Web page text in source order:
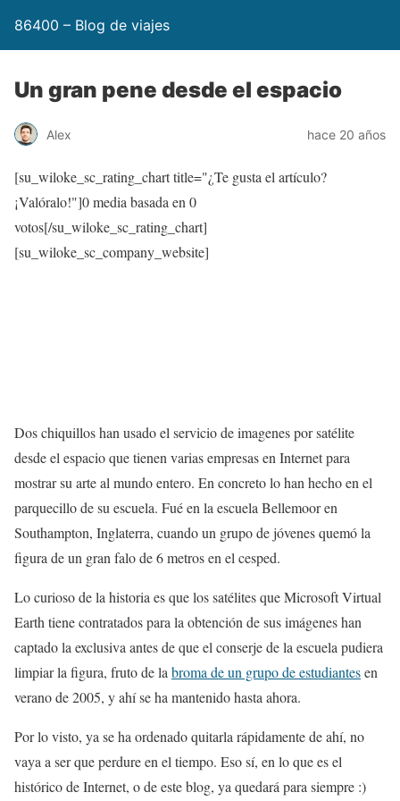
86400 – Blog de viajes
Un gran pene desde el espacio
Alex hace 20 años
[su_wiloke_sc_rating_chart title="¿Te gusta el artículo?
¡Valóralo!"]0media basada en 0
votos[/su_wiloke_sc_rating_chart]
[su_wiloke_sc_company_website]
Dos chiquillos han usado el servicio de imagenes por satélite
desde el espacio que tienen varias empresas en Internet para
mostrar su arte al mundo entero. En concreto lo han hecho en el
parquecillo de su escuela. Fué en la escuela Bellemoor en
Southampton, Inglaterra, cuando un grupo de jóvenes quemó la
figura de un gran falo de 6 metros en el cesped.
Lo curioso de la historia es que los satélites que Microsoft Virtual
Earth tiene contratados para la obtención de sus imágenes han
captado la exclusiva antes de que el conserje de la escuela pudiera
limpiar la figura, fruto de labroma de un grupo de estudiantesen
verano de 2005, y ahí se ha mantenido hasta ahora.
Por lo visto, ya se ha ordenado quitarla rápidamente de ahí, no
vaya a ser que perdure en el tiempo. Eso sí, en lo que es el
histórico de Internet, o de este blog, ya quedará para siempre :)